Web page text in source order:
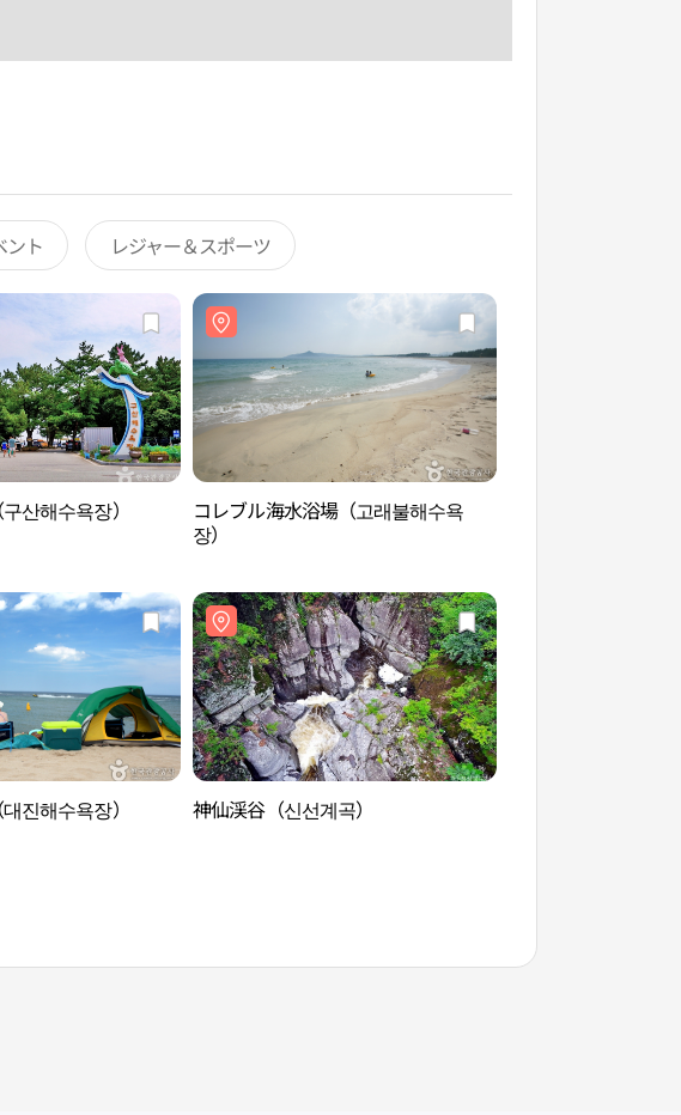
ント レジャー＆スポーツ
산해수욕장）
コレブル海水浴場（고래불해수욕
장）
진해수욕장） 神仙渓谷（신선계곡）